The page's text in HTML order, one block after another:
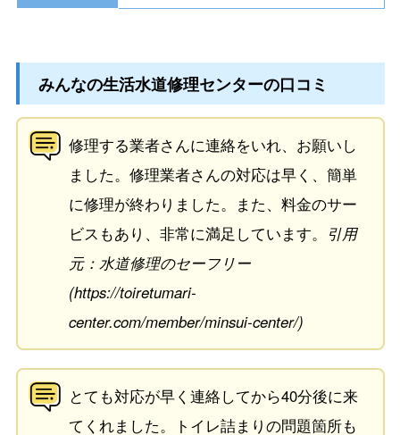
みんなの生活水道修理センターの口コミ
修理する業者さんに連絡をいれ、お願いし
ました。修理業者さんの対応は早く、簡単
に修理が終わりました。また、料金のサー
ビスもあり、非常に満足しています。 引用
元：水道修理のセーフリー
(https://toiretumari-
center.com/member/minsui-center/)
とても対応が早く連絡してから40分後に来
てくれました。トイレ詰まりの問題箇所も